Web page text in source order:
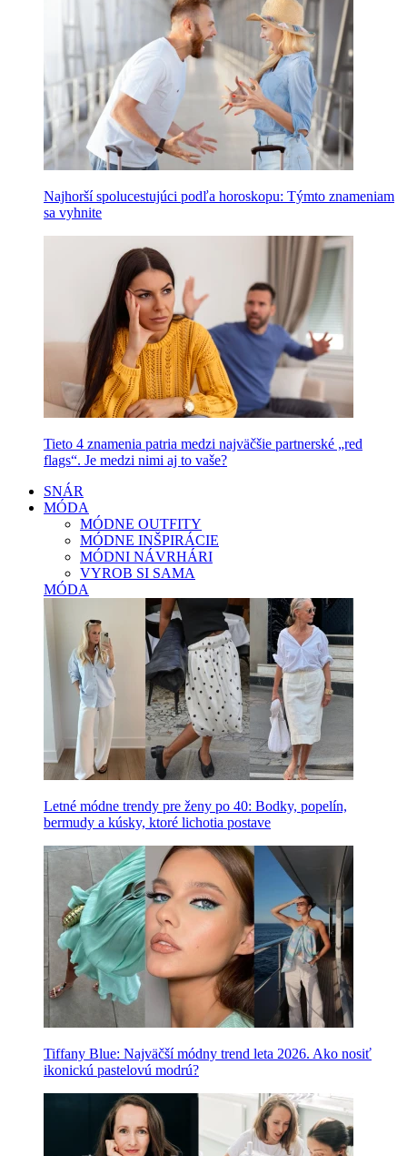
Najhorší spolucestujúci podľa horoskopu: Týmto znameniam
sa vyhnite
Tieto 4 znamenia patria medzi najväčšie partnerské „red
flags“. Je medzi nimi aj to vaše?
SNÁR
MÓDA
MÓDNE OUTFITY
MÓDNE INŠPIRÁCIE
MÓDNI NÁVRHÁRI
VYROB SI SAMA
MÓDA
Letné módne trendy pre ženy po 40: Bodky, popelín,
bermudy a kúsky, ktoré lichotia postave
Tiffany Blue: Najväčší módny trend leta 2026. Ako nosiť
ikonickú pastelovú modrú?